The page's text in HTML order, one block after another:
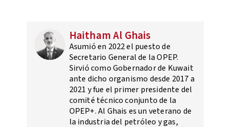
Haitham Al Ghais
Asumió en 2022 el puesto de
Secretario General de la OPEP.
Sirvió como Gobernador de Kuwait
ante dicho organismo desde 2017 a
2021 y fue el primer presidente del
comité técnico conjunto de la
OPEP+. Al Ghais es un veterano de
la industria del petróleo y gas,